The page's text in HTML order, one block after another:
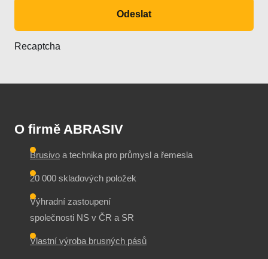
Odeslat
Recaptcha
O firmě ABRASIV
Brusivo a technika pro průmysl a řemesla
20 000 skladových položek
Výhradní zastoupení
společnosti NS v ČR a SR
Vlastní výroba brusných pásů